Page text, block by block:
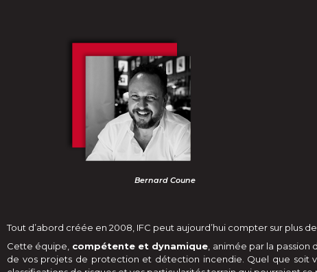
Bernard Coune
Tout d’abord créée en 2008, IFC peut aujourd’hui compter sur plus
Cette équipe, compétente et dynamique, animée par la passion
de vos projets de protection et détection incendie. Quel que soit